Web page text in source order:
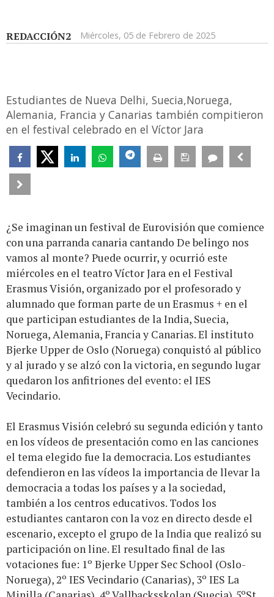
REDACCIÓN2 Miércoles, 05 de Febrero de 2025
Estudiantes de Nueva Delhi, Suecia,Noruega,
Alemania, Francia y Canarias también compitieron
en el festival celebrado en el Víctor Jara
¿Se imaginan un festival de Eurovisión que comience
con una parranda canaria cantando De belingo nos
vamos al monte? Puede ocurrir, y ocurrió este
miércoles en el teatro Víctor Jara en el Festival
Erasmus Visión, organizado por el profesorado y
alumnado que forman parte de un Erasmus + en el
que participan estudiantes de la India, Suecia,
Noruega, Alemania, Francia y Canarias. El instituto
Bjerke Upper de Oslo (Noruega) conquistó al público
y al jurado y se alzó con la victoria, en segundo lugar
quedaron los anfitriones del evento: el IES
Vecindario.
El Erasmus Visión celebró su segunda edición y tanto
en los vídeos de presentación como en las canciones
el tema elegido fue la democracia. Los estudiantes
defendieron en las vídeos la importancia de llevar la
democracia a todas los países y a la sociedad,
también a los centros educativos. Todos los
estudiantes cantaron con la voz en directo desde el
escenario, excepto el grupo de la India que realizó su
participación on line. El resultado final de las
votaciones fue: 1º Bjerke Upper Sec School (Oslo-
Noruega), 2º IES Vecindario (Canarias), 3º IES La